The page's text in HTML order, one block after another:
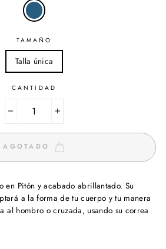
TAMAÑO
Talla única
CANTIDAD
AGOTADO
en Pitón y acabado abrillantado. Su
a la forma de tu cuerpo y tu manera
al hombro o cruzada, usando su correa